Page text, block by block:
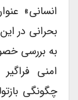
انسانی»
بحرانی در
به بررسی
امنی
چگونگی